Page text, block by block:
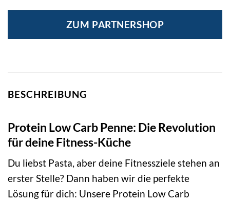
ZUM PARTNERSHOP
BESCHREIBUNG
Protein Low Carb Penne: Die Revolution
für deine Fitness-Küche
Du liebst Pasta, aber deine Fitnessziele stehen an
erster Stelle? Dann haben wir die perfekte
Lösung für dich: Unsere Protein Low Carb